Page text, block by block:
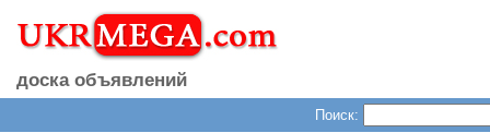
доска объявлений
Поиск: